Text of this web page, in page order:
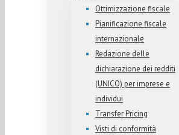
Ottimizzazione fiscale
Pianificazione fiscale
internazionale
Redazione delle
dichiarazione dei redditi
(UNICO) per imprese e
individui
Transfer Pricing
Visti di conformità